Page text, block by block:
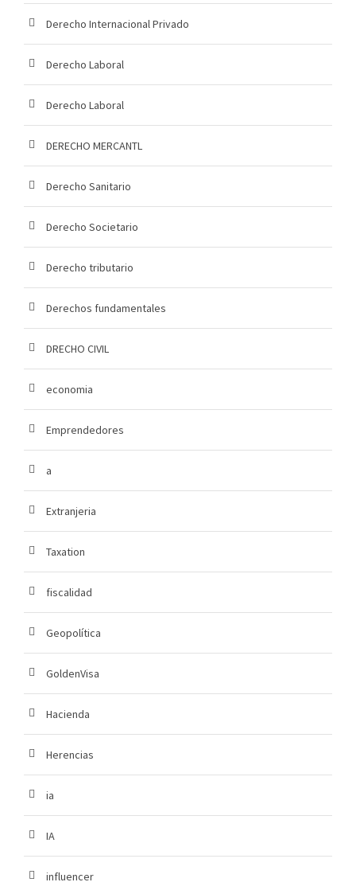
Derecho Internacional Privado
Derecho Laboral
Derecho Laboral
DERECHO MERCANTL
Derecho Sanitario
Derecho Societario
Derecho tributario
Derechos fundamentales
DRECHO CIVIL
economia
Emprendedores
a
Extranjeria
Taxation
fiscalidad
Geopolítica
GoldenVisa
Hacienda
Herencias
ia
IA
influencer